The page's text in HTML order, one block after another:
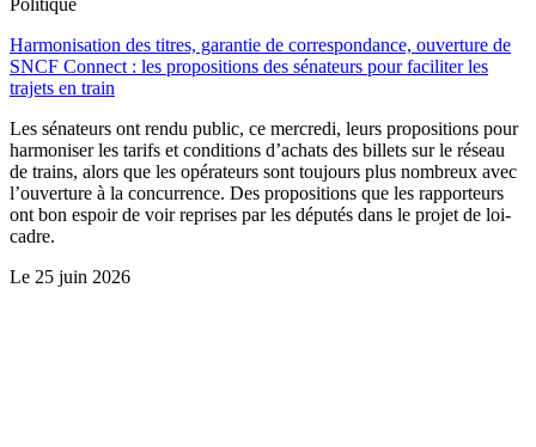
Harmonisation des titres, garantie de correspondance, ouverture de
SNCF Connect : les propositions des sénateurs pour faciliter les
trajets en train
Les sénateurs ont rendu public, ce mercredi, leurs propositions pour
harmoniser les tarifs et conditions d’achats des billets sur le réseau
de trains, alors que les opérateurs sont toujours plus nombreux avec
l’ouverture à la concurrence. Des propositions que les rapporteurs
ont bon espoir de voir reprises par les députés dans le projet de loi-
cadre.
Le 25 juin 2026